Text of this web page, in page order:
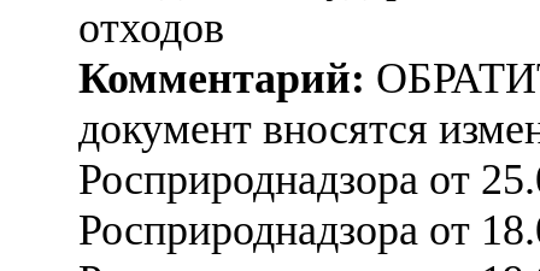
отходов
Комментарий:
документ вносятся
Росприроднадзора от
Росприроднадзора от